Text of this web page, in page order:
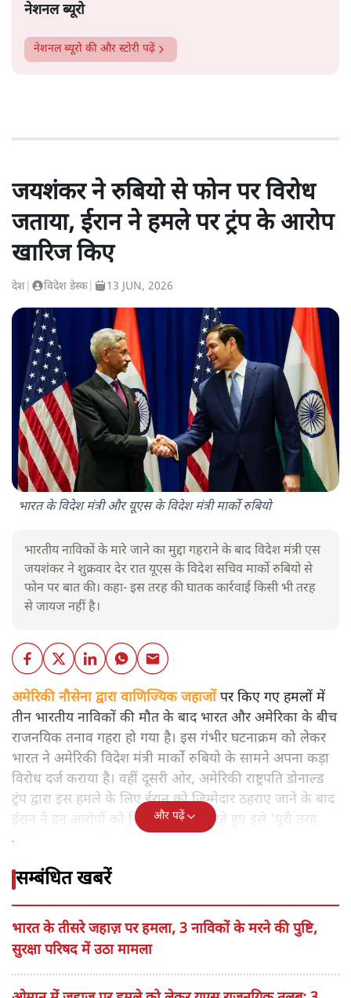
नेशनल ब्यूरो
नेशनल ब्यूरो की और स्टोरी पढ़ें
जयशंकर ने रुबियो से फोन पर विरोध
जताया, ईरान ने हमले पर ट्रंप के आरोप
खारिज किए
देश विदेश डेस्क 13 JUN, 2026
भारत के विदेश मंत्री और यूएस के विदेश मंत्री मार्को रुबियो
भारतीय नाविकों के मारे जाने का मुद्दा गहराने के बाद विदेश मंत्री एस
जयशंकर ने शुक्रवार देर रात यूएस के विदेश सचिव मार्को रुबियो से
फोन पर बात की। कहा- इस तरह की घातक कार्रवाई किसी भी तरह
से जायज नहीं है।
अमेरिकी नौसेना द्वारा वाणिज्यिक जहाजोंपर किए गए हमलों में
तीन भारतीय नाविकों की मौत के बाद भारत और अमेरिका के बीच
राजनयिक तनाव गहरा हो गया है। इस गंभीर घटनाक्रम को लेकर
भारत ने अमेरिकी विदेश मंत्री मार्को रुबियो के सामने अपना कड़ा
विरोध दर्ज कराया है। वहीं दूसरी ओर, अमेरिकी राष्ट्रपति डोनाल्ड
ट्रंप द्वारा इस हमले के लिए ईरान को जिम्मेदार ठहराए जाने के बाद
ईरान ने इन आरोपों को सिरे से खारिज करते हुए इसे 'पूरी तरह
बेबुनियाद' बताया है।
और पढ़ें
सम्बंधित खबरें
भारत के तीसरे जहाज़ पर हमला, 3 नाविकों के मरने की पुष्टि,
सुरक्षा परिषद में उठा मामला